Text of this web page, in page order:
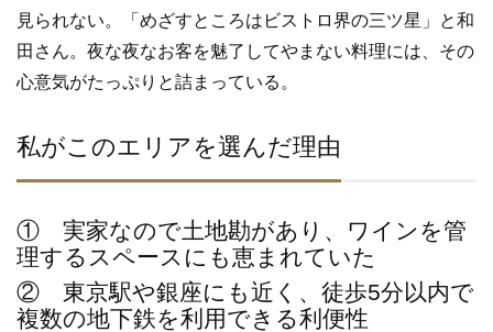
見られない。「めざすところはビストロ界の三ツ星」と和
田さん。夜な夜なお客を魅了してやまない料理には、その
心意気がたっぷりと詰まっている。
私がこのエリアを選んだ理由
① 実家なので土地勘があり、ワインを管
理するスペースにも恵まれていた
② 東京駅や銀座にも近く、徒歩5分以内で
複数の地下鉄を利用できる利便性